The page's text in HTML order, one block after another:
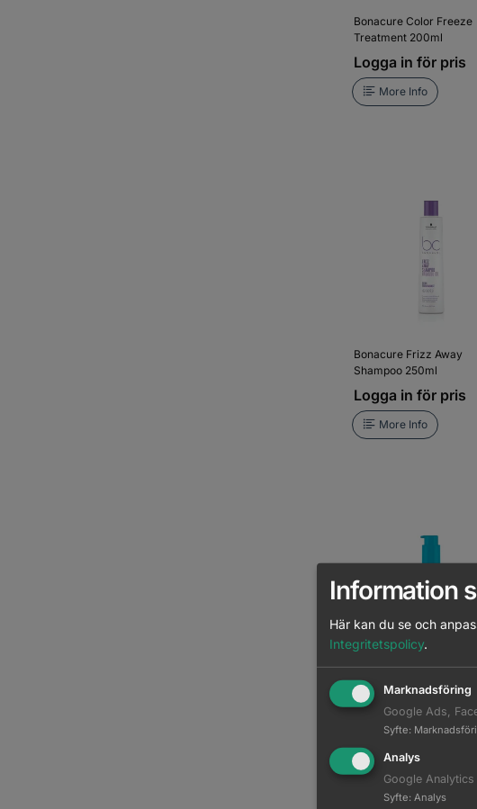
Bonacure Color Freeze
Treatment 200ml
Logga in för pris
More Info
Bonacure Frizz Away
Shampoo 250ml
Logga in för pris
More Info
Bonacure Moisture Kick
Hydration Balm 150ml
Logga in för pris
More Info
Information
Här kan du se och
Integritetspolicy.
Marknadsföring
Google Ads,
Syfte:
Analys
Google Analytics
Syfte: Analys